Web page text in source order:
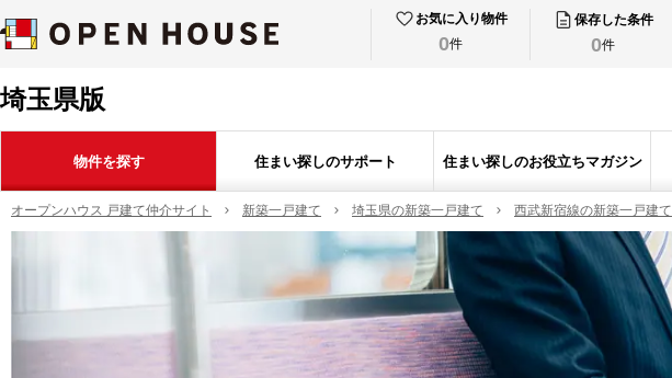
お気に入り物件
0件
保存した条件
0件
埼玉県版
物件を探す 住まい探しのサポート 住まい探しのお役立ちマガジン
オープンハウス 戸建て仲介サイト 新築一戸建て 埼玉県の新築一戸建て 西武新宿線の新築一戸建て